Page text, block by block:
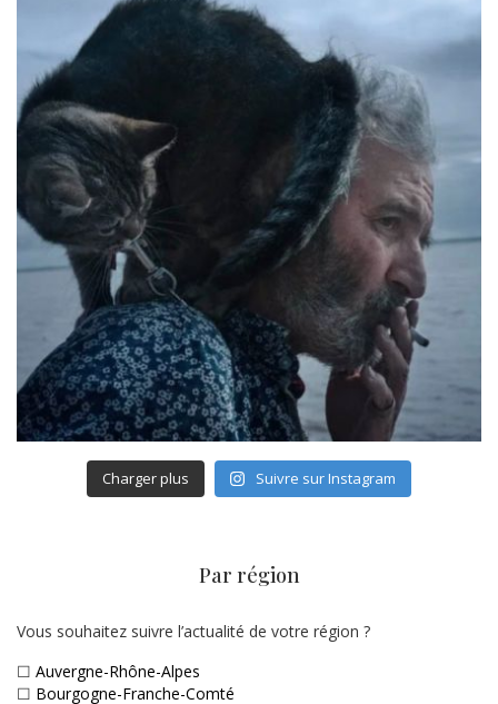
Charger plus Suivre sur Instagram
Par région
Vous souhaitez suivre l’actualité de votre région ?
☐ Auvergne-Rhône-Alpes
☐ Bourgogne-Franche-Comté